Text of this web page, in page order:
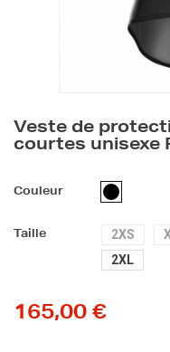
Veste de
courtes unisexe
Couleur NOIR
Taille 2XS
2XL
165,00 €